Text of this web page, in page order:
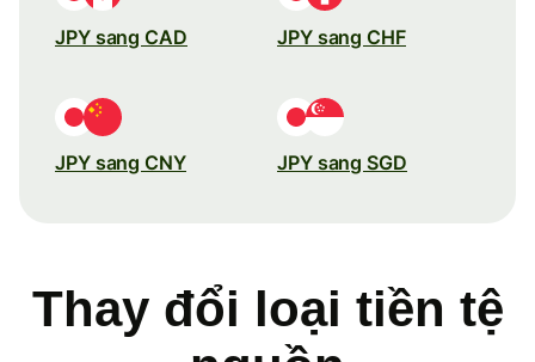
JPY sang CAD JPY sang CHF
JPY sang CNY JPY sang SGD
Thay đổi loại tiền tệ